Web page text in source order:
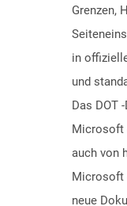
Grenzen,
in
und
Das DOT
Microsoft
auch von
Microsoft
neue